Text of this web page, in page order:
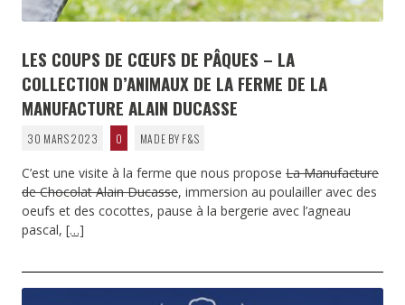
LES COUPS DE CŒUFS DE PÂQUES – LA
COLLECTION D’ANIMAUX DE LA FERME DE LA
MANUFACTURE ALAIN DUCASSE
30 MARS 2023 0 MADE BY F&S
C’est une visite à la ferme que nous propose La Manufacture
de Chocolat Alain Ducasse, immersion au poulailler avec des
oeufs et des cocottes, pause à la bergerie avec l’agneau
pascal, […]